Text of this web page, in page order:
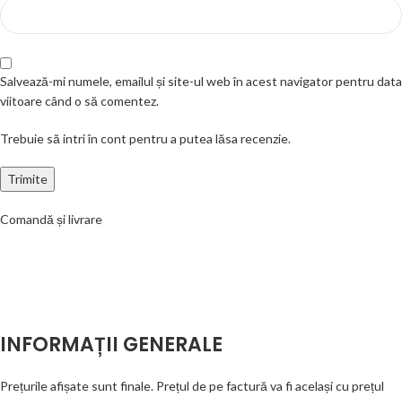
Salvează-mi numele, emailul și site-ul web în acest navigator pentru data
viitoare când o să comentez.
Trebuie să intri în cont pentru a putea lăsa recenzie.
Comandă și livrare
INFORMAȚII GENERALE
Prețurile afișate sunt finale. Prețul de pe factură va fi același cu prețul